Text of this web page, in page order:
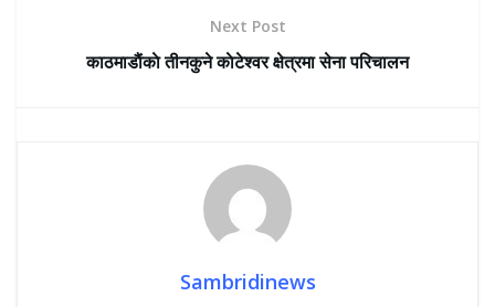
Next Post
काठमाडाैंकाे तीनकुने काेटेश्वर क्षेत्रमा सेना परिचालन
Sambridinews